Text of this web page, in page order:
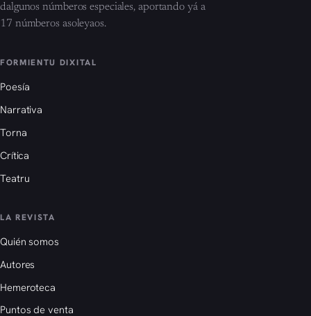
dalgunos númberos especiales, aportando yá a
17 númberos asoleyaos.
FORMIENTU DIXITAL
Poesía
Narrativa
Torna
Crítica
Teatru
LA REVISTA
Quién somos
Autores
Hemeroteca
Puntos de venta